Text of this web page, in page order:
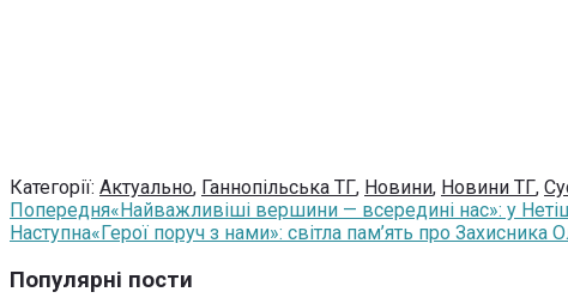
Категорії: Актуально, Ганнопільська ТГ, Новини, Новини ТГ,
Попередня«Найважливіші вершини — всередині нас»: у
Наступна«Герої поруч з нами»: світла пам’ять про Захисника
Популярні пости